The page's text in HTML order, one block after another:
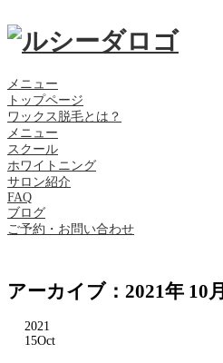
メニュー
トップページ
ワックス脱毛とは？
メニュー
スクール
ホワイトニング
サロン紹介
FAQ
ブログ
ご予約・お問い合わせ
アーカイブ：2021年 10月
2021
15Oct